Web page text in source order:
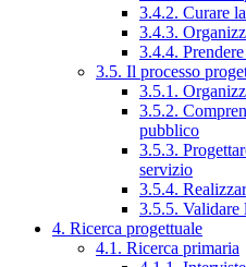
3.4.2. Curare
3.4.3.
3.4.4.
3.5. Il processo
3.5.1.
3.5.2.
pubblico
3.5.3.
servizio
3.5.4.
3.5.5. Validare
4. Ricerca progettuale
4.1. Ricerca primaria